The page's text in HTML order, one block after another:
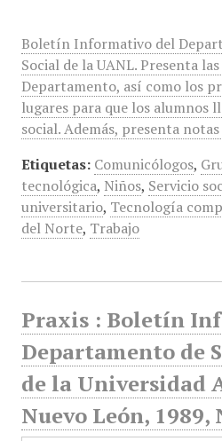
Boletín Informativo del
Social de la UANL. Presenta
Departamento, así como los
lugares para que los alumnos
social. Además, presenta
Etiquetas: Comunicólogos,
tecnológica, Niños, Servicio
universitario, Tecnología
del Norte, Trabajo
Praxis : Boletín
Departamento de
de la Universidad
Nuevo León, 1989,